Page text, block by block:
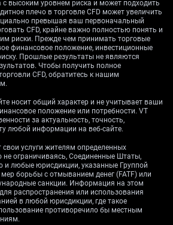
crucial in determining whether
move or a temporary relief rally.
is the retreat in market fear,
Index (VIX). The VIX has fallen
2025 peak near 24 to trade
suggesting traders are no longer
downside risk. This environment
like selling out-of-the-
call options on major indices.
The Dollar
the bond market, as Treasury
with this equity rally. The 10-
high, hovering around
historically acted as a drag on
с высоким уровнем риска и может подходить
плечо в торговле CFD может увеличить
превышая ваш первоначальный
CFD, крайне важно полностью понять и
риски. Прежде чем принимать торговые
финансовое положение, инвестиционные
Прошлые результаты не являются
Чтобы получить полное
CFD, обратитесь к нашим
носит общий характер и не учитывает ваши
положение или потребности. VT
за актуальность, точность,
любой информации на веб-сайте.
свои услуги жителям определенных
не ограничиваясь, Соединенные Штаты,
и любые юрисдикции, указанные Группой
борьбы с отмыванием денег (FATF) или
санкции. Информация на этом
распространения или использования
в любой юрисдикции, где такое
противоречило бы местным